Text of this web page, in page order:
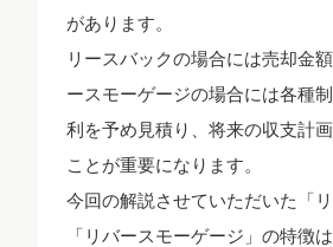
があります。
リースバックの場合には売却金
ースモーゲージの場合には各種
利を予め見積り、将来の収支計
ことが重要になります。
今回の解説させていただいた「
「リバースモーゲージ」の特徴